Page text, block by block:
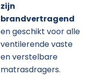
zijn
brandvertragend
en geschikt voor alle
ventilerende vaste
en verstelbare
matrasdragers.